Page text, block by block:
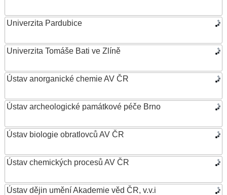
Univerzita Pardubice
Univerzita Tomáše Bati ve Zlíně
Ústav anorganické chemie AV ČR
Ústav archeologické památkové péče Brno
Ústav biologie obratlovců AV ČR
Ústav chemických procesů AV ČR
Ústav dějin umění Akademie věd ČR, v.v.i